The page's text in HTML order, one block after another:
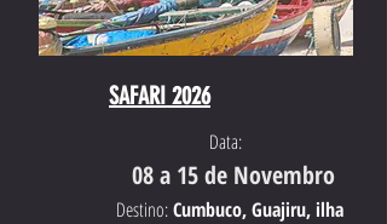
SAFARI 2026
Data:
08 a 15 de Novembro
Destino:Cumbuco, Guajiru, ilha